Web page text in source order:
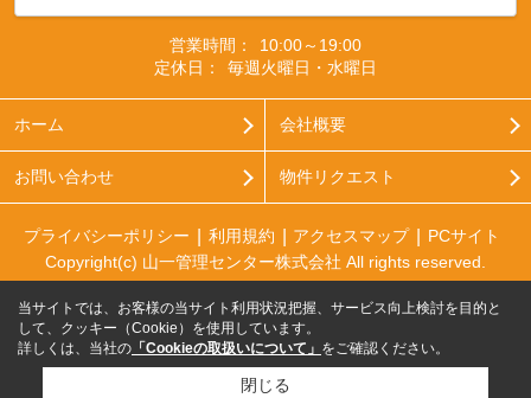
営業時間：
10:00～19:00
定休日：
毎週火曜日・水曜日
ホーム 会社概要
お問い合わせ 物件リクエスト
プライバシーポリシー 利用規約 アクセスマップ
PCサイト
Copyright(c) 山一管理センター株式会社 All rights reserved.
当サイトでは、お客様の当サイト利用状況把握、サービス向上検討を目的と
して、クッキー（Cookie）を使用しています。
詳しくは、当社の 「Cookieの取扱いについて」 をご確認ください。
閉じる